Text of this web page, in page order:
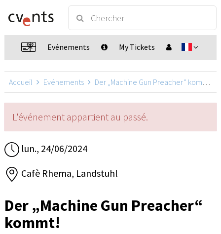
Evénements My Tickets
Accueil Evénements Der „Machine Gun Preacher“ kommt!
L'événement appartient au passé.
lun., 24/06/2024
Cafè Rhema, Landstuhl
Der „Machine Gun Preacher“
kommt!